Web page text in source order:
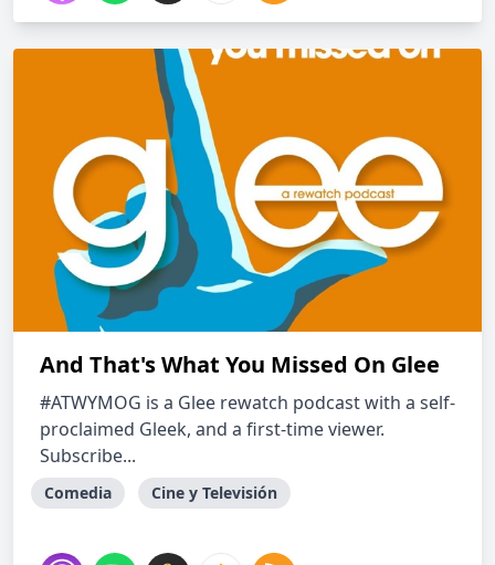
And That's What You Missed On Glee
#ATWYMOG is a Glee rewatch podcast with a self-
proclaimed Gleek, and a first-time viewer.
Subscribe...
Comedia Cine y Televisión